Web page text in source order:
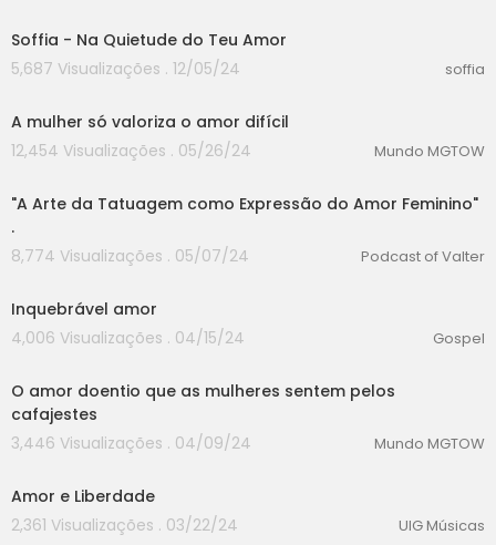
Soffia - Na Quietude do Teu Amor
5,687 Visualizações . 12/05/24
soffia
A mulher só valoriza o amor difícil
12,454 Visualizações . 05/26/24
Mundo MGTOW
"A Arte da Tatuagem como Expressão do Amor Feminino"
.
8,774 Visualizações . 05/07/24
Podcast of Valter
Inquebrável amor
4,006 Visualizações . 04/15/24
Gospel
O amor doentio que as mulheres sentem pelos
cafajestes
3,446 Visualizações . 04/09/24
Mundo MGTOW
Amor e Liberdade
2,361 Visualizações . 03/22/24
UIG Músicas